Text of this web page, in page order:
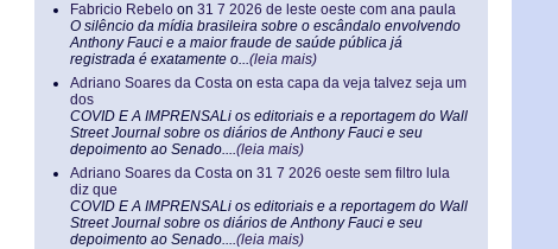
Fabricio Rebelo on 31 7 2026 de leste oeste com ana paula
O silêncio da mídia brasileira sobre o escândalo envolvendo
Anthony Fauci e a maior fraude de saúde pública já
registrada é exatamente o...(leia mais)
Adriano Soares da Costa on esta capa da veja talvez seja um
dos
COVID E A IMPRENSALi os editoriais e a reportagem do Wall
Street Journal sobre os diários de Anthony Fauci e seu
depoimento ao Senado....(leia mais)
Adriano Soares da Costa on 31 7 2026 oeste sem filtro lula
diz que
COVID E A IMPRENSALi os editoriais e a reportagem do Wall
Street Journal sobre os diários de Anthony Fauci e seu
depoimento ao Senado....(leia mais)